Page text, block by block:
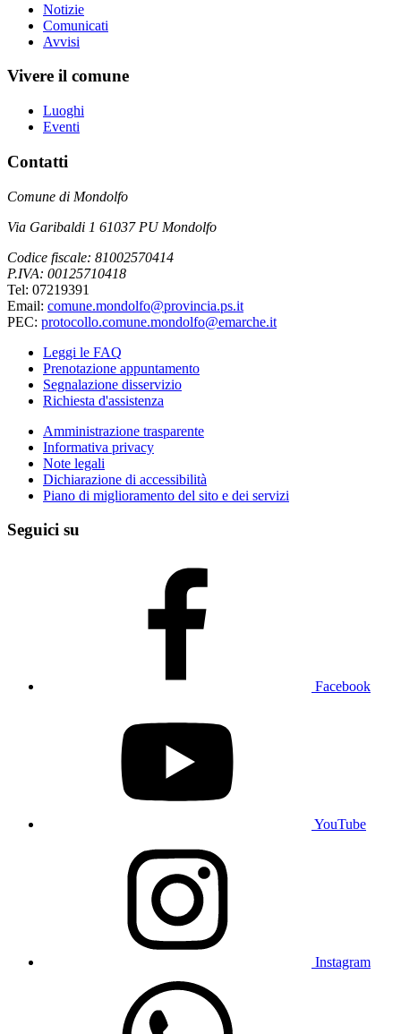
Notizie
Comunicati
Avvisi
Vivere il comune
Luoghi
Eventi
Contatti
Comune di Mondolfo
Via Garibaldi 1 61037 PU Mondolfo
Codice fiscale: 81002570414
P.IVA: 00125710418
Tel: 07219391
Email: comune.mondolfo@provincia.ps.it
PEC: protocollo.comune.mondolfo@emarche.it
Leggi le FAQ
Prenotazione appuntamento
Segnalazione disservizio
Richiesta d'assistenza
Amministrazione trasparente
Informativa privacy
Note legali
Dichiarazione di accessibilità
Piano di miglioramento del sito e dei servizi
Seguici su
Facebook
YouTube
Instagram